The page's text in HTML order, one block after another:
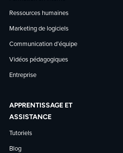
Facebook
LinkedIn
YouTube
Ressources humaines
Marketing de logiciels
Communication d’équipe
Vidéos pédagogiques
Entreprise
APPRENTISSAGE ET
ASSISTANCE
Tutoriels
Blog